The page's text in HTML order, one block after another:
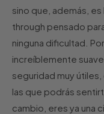
sino que, además,
through pensado
ninguna dificultad.
increíblemente
seguridad muy
las que podrás
cambio, eres ya una